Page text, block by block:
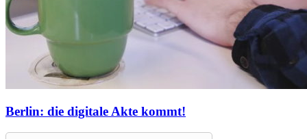
Berlin: die digitale Akte kommt!